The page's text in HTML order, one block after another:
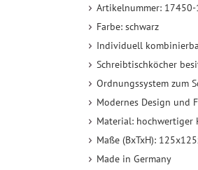
Artikelnummer: 17450-
Farbe: schwarz
Individuell
Schreibtischköcher
Ordnungssystem zum
Modernes Design und
Material: hochwertiger
Maße (BxTxH):
Made in Germany